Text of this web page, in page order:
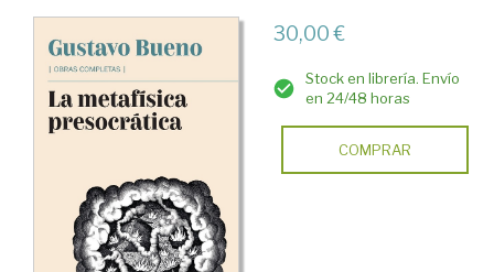
30,00 €
Stock en librería. Envío
en 24/48 horas
COMPRAR